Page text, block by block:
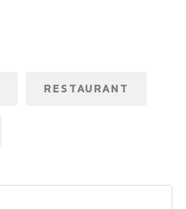
RESTAURANT